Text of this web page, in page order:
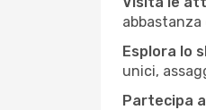
Esplora lo
unici,
Partecipa